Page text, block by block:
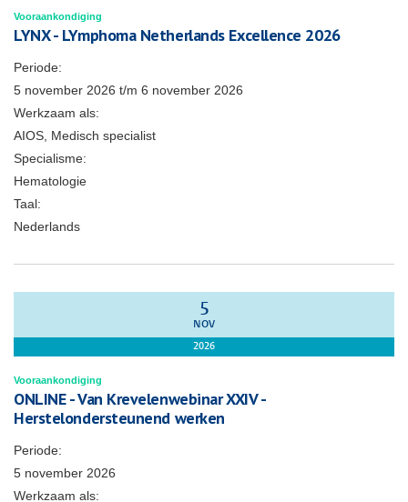
Vooraankondiging
LYNX - LYmphoma Netherlands Excellence 2026
Periode:
5 november 2026 t/m 6 november 2026
Werkzaam als:
AIOS, Medisch specialist
Specialisme:
Hematologie
Taal:
Nederlands
5
NOV
2026
Vooraankondiging
ONLINE - Van Krevelenwebinar XXIV -
Herstelondersteunend werken
Periode:
5 november 2026
Werkzaam als: